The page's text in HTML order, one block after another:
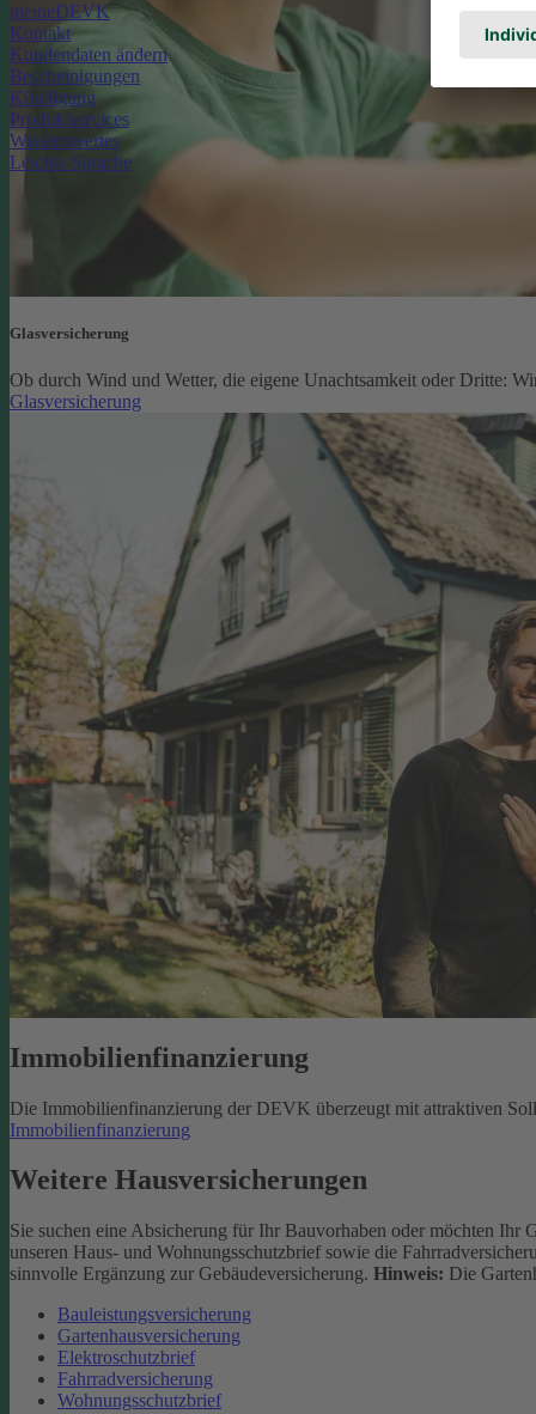
meineDEVK
Kontakt
Kundendaten ändern
Bescheinigungen
Kündigung
Produktservices
Wissenswertes
Leichte Sprache
Glasversicherung
Ob durch Wind und Wetter, die eigene Unachtsamkeit oder Dritte:
Glasversicherung
Immobilienfinanzierung
Die Immobilienfinanzierung der DEVK überzeugt mit attraktiven
Immobilienfinanzierung
Weitere Hausversicherungen
Sie suchen eine Absicherung für Ihr Bauvorhaben oder möchten Ihr
unseren Haus- und Wohnungsschutzbrief sowie die
sinnvolle Ergänzung zur Gebäudeversicherung. Hinweis: Die
Bauleistungsversicherung
Gartenhausversicherung
Elektroschutzbrief
Fahrradversicherung
Wohnungsschutzbrief